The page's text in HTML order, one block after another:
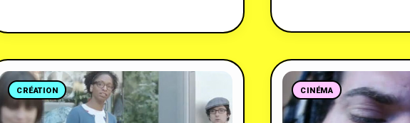
CRÉATION CINÉMA